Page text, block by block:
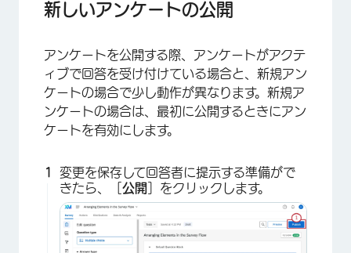
新しいアンケートの公開
アンケートを公開する際、アンケートがアクテ
ィブで回答を受け付けている場合と、新規アン
ケートの場合で少し動作が異なります。新規ア
ンケートの場合は、最初に公開するときにアン
ケートを有効にします。
変更を保存して回答者に提示する準備がで
きたら、［ 公開 ］をクリックします。